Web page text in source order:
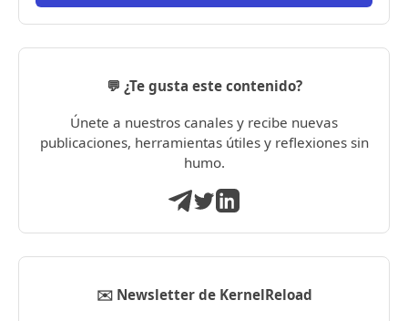
💬 ¿Te gusta este contenido?
Únete a nuestros canales y recibe nuevas
publicaciones, herramientas útiles y reflexiones sin
humo.
✉️ Newsletter de KernelReload